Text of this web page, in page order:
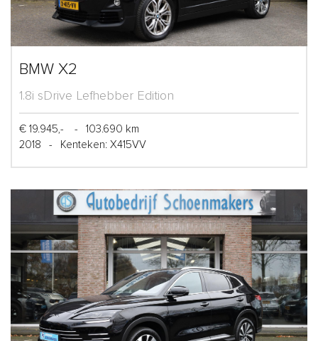
BMW X2
1.8i sDrive Lefhebber Edition
€ 19.945,- -
103.690 km
2018
- Kenteken: X415VV